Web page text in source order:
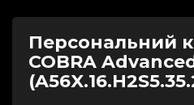
Персональний
COBRA